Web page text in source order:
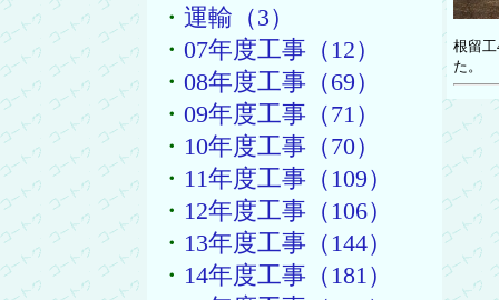
・ 運輸（3）
・ 07年度工事（12）
・ 08年度工事（69）
・ 09年度工事（71）
・ 10年度工事（70）
・ 11年度工事（109）
・ 12年度工事（106）
・ 13年度工事（144）
・ 14年度工事（181）
根留
た。